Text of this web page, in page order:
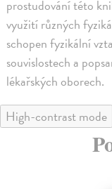
prostudování této
využití různých
schopen fyzikální
souvislostech a
lékařských oborech.
High-contrast mode